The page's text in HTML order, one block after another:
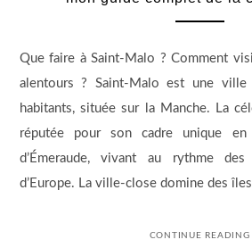
Que faire à Saint-Malo ? Comment
alentours ? Saint-Malo est une
habitants, située sur la Manche. La
réputée pour son cadre unique
d’Émeraude, vivant au rythme
d’Europe. La ville-close domine des
CONTINUE READING